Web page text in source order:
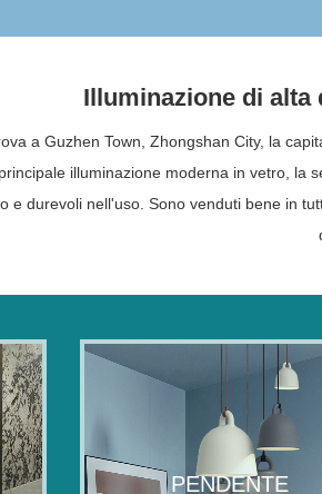
a Guzhen Town, Zhongshan City, la
illuminazione moderna in vetro, la
e durevoli nell'uso. Sono venduti bene in